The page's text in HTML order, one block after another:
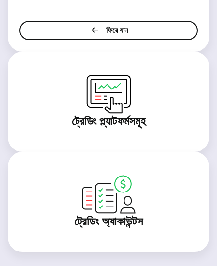
ফিরে যান
ট্রেডিং প্ল্যাটফর্মসমূহ
ট্রেডিং অ্যাকাউন্টস